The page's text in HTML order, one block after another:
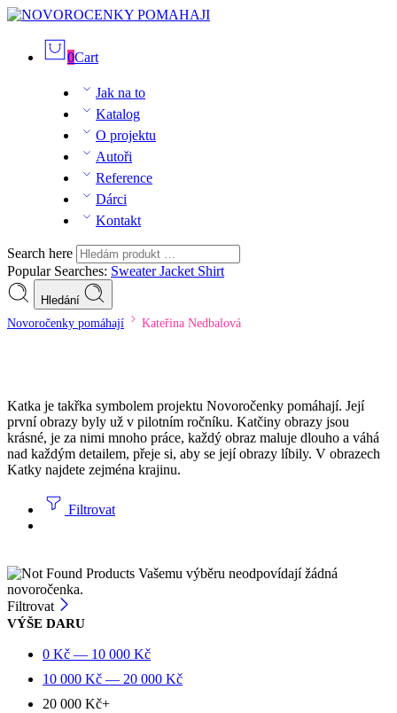
0Cart
Jak na to
Katalog
O projektu
Autoři
Reference
Dárci
Kontakt
Search here
Popular Searches: SweaterJacket Shirt
Hledání
Novoročenky pomáhají Kateřina Nedbalová
Katka je takřka symbolem projektu Novoročenky pomáhají. Její
první obrazy byly už v pilotním ročníku. Katčiny obrazy jsou
krásné, je za nimi mnoho práce, každý obraz maluje dlouho a váhá
nad každým detailem, přeje si, aby se její obrazy líbily. V obrazech
Katky najdete zejména krajinu.
Filtrovat
Vašemu výběru neodpovídají žádná
novoročenka.
Filtrovat
VÝŠE DARU
0 Kč — 10 000 Kč
10 000 Kč — 20 000 Kč
20 000 Kč+